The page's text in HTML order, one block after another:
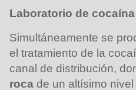
Laboratorio de
Simultáneamente se
el tratamiento de la
canal de distribución,
roca de un altísimo